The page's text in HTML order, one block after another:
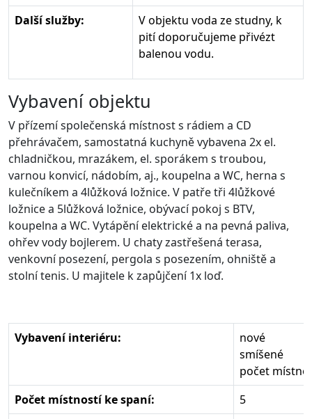
Další služby:
V objektu voda ze studny, k
pití doporučujeme přivézt
balenou vodu.
Vybavení objektu
V přízemí společenská místnost s rádiem a CD
přehrávačem, samostatná kuchyně vybavena 2x el.
chladničkou, mrazákem, el. sporákem s troubou,
varnou konvicí, nádobím, aj., koupelna a WC, herna s
kulečníkem a 4lůžková ložnice. V patře tři 4lůžkové
ložnice a 5lůžková ložnice, obývací pokoj s BTV,
koupelna a WC. Vytápění elektrické a na pevná paliva,
ohřev vody bojlerem. U chaty zastřešená terasa,
venkovní posezení, pergola s posezením, ohniště a
stolní tenis. U majitele k zapůjčení 1x loď.
Vybavení interiéru:
nové
smíšené
počet
Počet místností ke spaní:
5